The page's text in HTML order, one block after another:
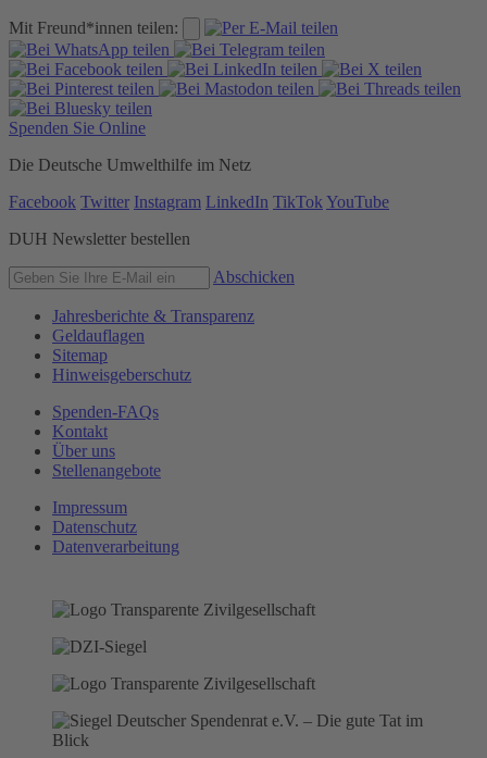
Mit Freund*innen teilen:
Spenden Sie Online
Die Deutsche Umwelthilfe im Netz
Facebook Twitter Instagram LinkedIn TikTok YouTube
DUH Newsletter bestellen
Abschicken
Jahresberichte & Transparenz
Geldauflagen
Sitemap
Hinweisgeberschutz
Spenden-FAQs
Kontakt
Über uns
Stellenangebote
Impressum
Datenschutz
Datenverarbeitung